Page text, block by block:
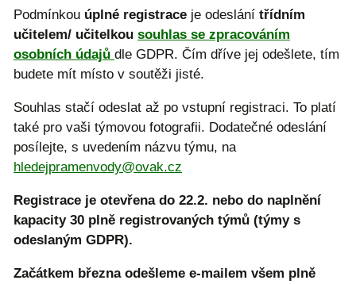
Podmínkou úplné registrace je odeslání třídním
učitelem/ učitelkou souhlas se zpracováním
osobních údajů dle GDPR. Čím dříve jej odešlete, tím
budete mít místo v soutěži jisté.
Souhlas stačí odeslat až po vstupní registraci. To platí
také pro vaši týmovou fotografii. Dodatečné odeslání
posílejte, s uvedením názvu týmu, na
hledejpramenvody@ovak.cz
Registrace je otevřena do 22.2. nebo do naplnění
kapacity 30 plně registrovaných týmů (týmy s
odeslaným GDPR).
Začátkem března odešleme e-mailem všem plně